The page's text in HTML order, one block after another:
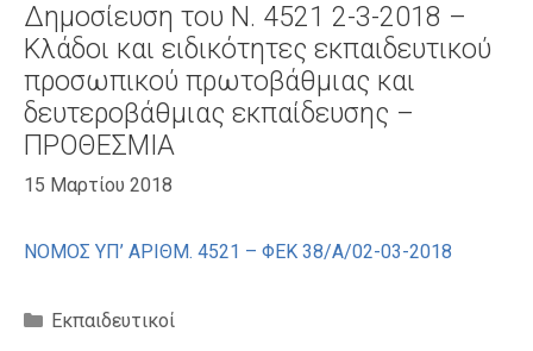
Δημοσίευση του Ν. 4521 2-3-2018 –
Κλάδοι και ειδικότητες εκπαιδευτικού
προσωπικού πρωτοβάθμιας και
δευτεροβάθμιας εκπαίδευσης –
ΠΡΟΘΕΣΜΙΑ
15 Μαρτίου 2018
NOMOΣ ΥΠ’ ΑΡΙΘΜ. 4521 – ΦΕΚ 38/Α/02-03-2018
Κατηγορίες
Εκπαιδευτικοί